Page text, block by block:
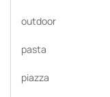
outdoor
pasta
piazza